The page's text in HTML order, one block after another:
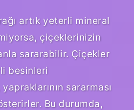
artık yeterli mineral
çiçeklerinizin
sararabilir. Çiçekler
besinleri
sararması
Bu durumda,